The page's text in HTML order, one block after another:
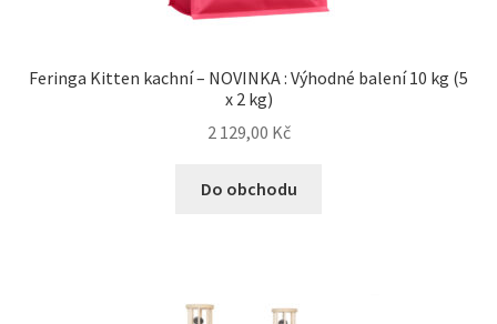
Feringa Kitten kachní – NOVINKA : Výhodné balení 10 kg (5
x 2 kg)
2 129,00 Kč
Do obchodu